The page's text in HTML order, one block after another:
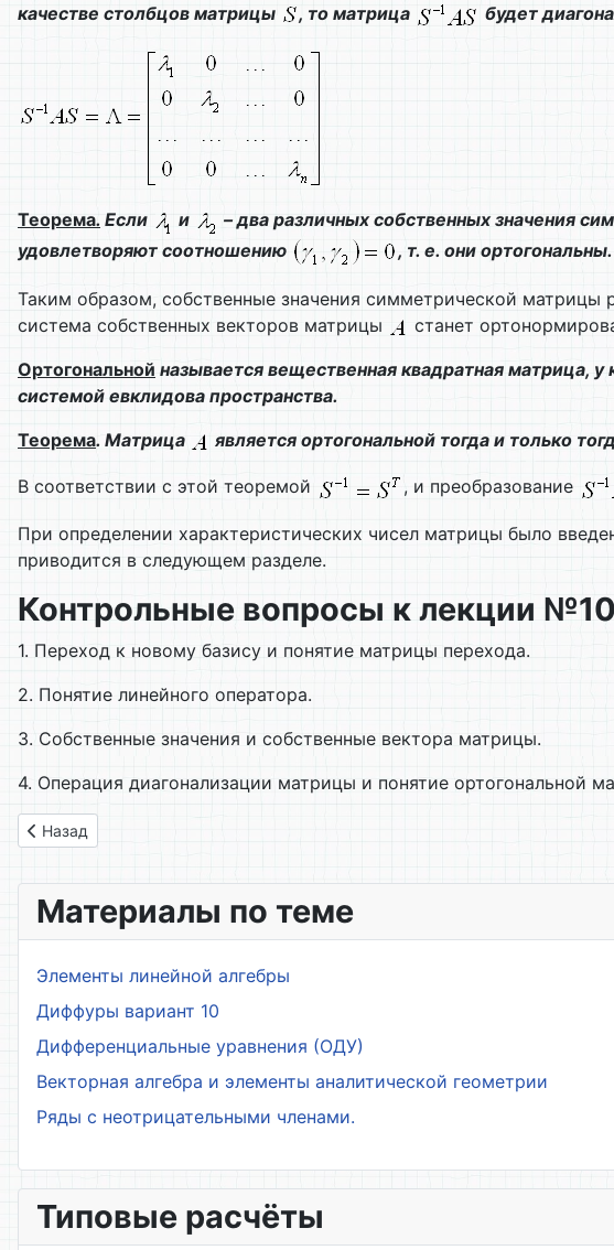
качестве столбцов матрицы
, то матрица будет
Теорема. Если и – два различных собственных значения
удовлетворяют соотношению
, т. е. они ортогональны.
Таким образом, собственные значения симметрической
система собственных векторов матрицы
станет
Ортогональной называется вещественная квадратная матрица,
системой евклидова пространства.
Теорема. Матрица является ортогональной тогда и только
В соответствии с этой теоремой , и преобразование
При определении характеристических чисел матрицы было
приводится в следующем разделе.
Контрольные вопросы к лекции №10
1. Переход к новому базису и понятие матрицы перехода.
2. Понятие линейного оператора.
3. Собственные значения и собственные вектора матрицы.
4. Операция диагонализации матрицы и понятие ортогональной
Предыдущий: 41. Линейное преобразование переменных
Назад
Материалы по теме
Элементы линейной алгебры
Диффуры вариант 10
Дифференциальные уравнения (ОДУ)
Векторная алгебра и элементы аналитической геометрии
Ряды с неотрицательными членами.
Типовые расчёты